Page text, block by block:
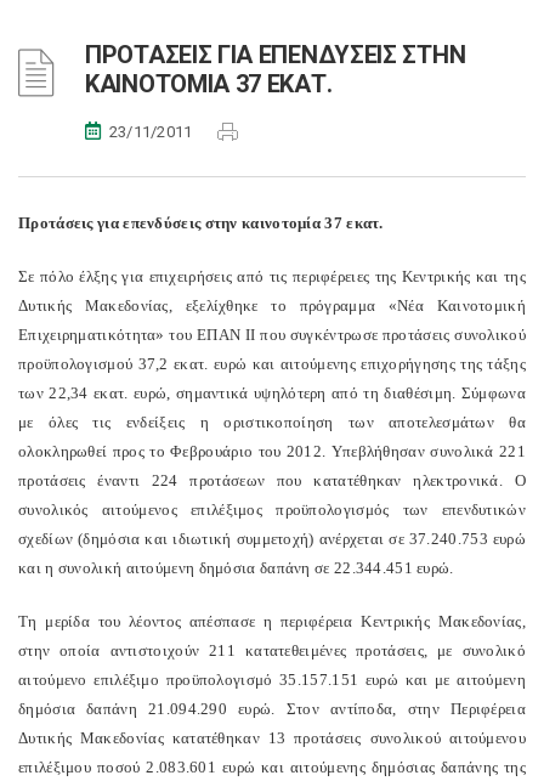
ΠΡΟΤΑΣΕΙΣ ΓΙΑ ΕΠΕΝΔΥΣΕΙΣ ΣΤΗΝ
ΚΑΙΝΟΤΟΜΙΑ 37 ΕΚΑΤ.
23/11/2011
Προτάσεις για επενδύσεις στην καινοτομία 37 εκατ.
Σε πόλο έλξης για επιχειρήσεις από τις περιφέρειες της Κεντρικής και της
Δυτικής Μακεδονίας, εξελίχθηκε το πρόγραμμα «Νέα Καινοτομική
Επιχειρηματικότητα» του ΕΠΑΝ ΙΙ που συγκέντρωσε προτάσεις συνολικού
προϋπολογισμού 37,2 εκατ. ευρώ και αιτούμενης επιχορήγησης της τάξης
των 22,34 εκατ. ευρώ, σημαντικά υψηλότερη από τη διαθέσιμη. Σύμφωνα
με όλες τις ενδείξεις η οριστικοποίηση των αποτελεσμάτων θα
ολοκληρωθεί προς το Φεβρουάριο του 2012. Υπεβλήθησαν συνολικά 221
προτάσεις έναντι 224 προτάσεων που κατατέθηκαν ηλεκτρονικά. Ο
συνολικός αιτούμενος επιλέξιμος προϋπολογισμός των επενδυτικών
σχεδίων (δημόσια και ιδιωτική συμμετοχή) ανέρχεται σε 37.240.753 ευρώ
και η συνολική αιτούμενη δημόσια δαπάνη σε 22.344.451 ευρώ.
Τη μερίδα του λέοντος απέσπασε η περιφέρεια Κεντρικής Μακεδονίας,
στην οποία αντιστοιχούν 211 κατατεθειμένες προτάσεις, με συνολικό
αιτούμενο επιλέξιμο προϋπολογισμό 35.157.151 ευρώ και με αιτούμενη
δημόσια δαπάνη 21.094.290 ευρώ. Στον αντίποδα, στην Περιφέρεια
Δυτικής Μακεδονίας κατατέθηκαν 13 προτάσεις συνολικού αιτούμενου
επιλέξιμου ποσού 2.083.601 ευρώ και αιτούμενης δημόσιας δαπάνης της